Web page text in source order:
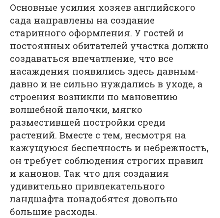
Основные усилия хозяев английского
сада направлены на создание
старинного оформления. У гостей и
постоянных обитателей участка должно
создаваться впечатление, что все
насаждения появились здесь давным-
давно и не сильно нуждались в уходе, а
строения возникли по мановению
волшебной палочки, мягко
разместившей постройки среди
растений. Вместе с тем, несмотря на
кажущуюся беспечность и небрежность,
он требует соблюдения строгих правил
и канонов. Так что для создания
удивительно привлекательного
ландшафта понадобятся довольно
большие расходы.